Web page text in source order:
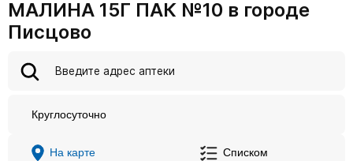
МАЛИНА 15Г ПАК №10 в городе
Писцово
Круглосуточно
На карте Списком